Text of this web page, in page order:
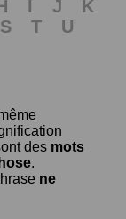
I J
K
S T
U
des mots
.
ne